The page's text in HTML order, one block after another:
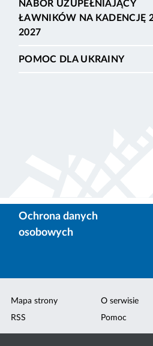
NABÓR UZUPEŁNIAJĄCY
ŁAWNIKÓW NA KADENCJĘ
2027
POMOC DLA UKRAINY
Ochrona danych
osobowych
Mapa strony
RSS
O serwisie
Pomoc